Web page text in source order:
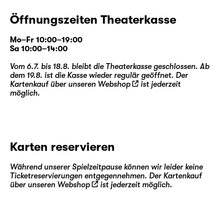
Öffnungszeiten Theaterkasse
Mo–Fr 10:00–19:00
Sa 10:00–14:00
Vom 6.7. bis 18.8. bleibt die Theaterkasse geschlossen. Ab
dem 19.8. ist die Kasse wieder regulär geöffnet. Der
Kartenkauf über unseren Webshop
ist jederzeit
möglich.
Karten reservieren
Während unserer Spielzeitpause können wir leider keine
Ticketreservierungen entgegennehmen. Der Kartenkauf
über unseren Webshop ist jederzeit möglich.